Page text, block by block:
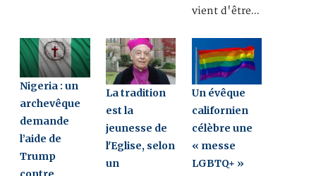
vient d'être…
Nigeria : un
archevêque
demande
l’aide de
Trump
La tradition
est la
jeunesse de
l'Eglise, selon
un
Un évêque
californien
célèbre une
« messe
LGBTQ+ »